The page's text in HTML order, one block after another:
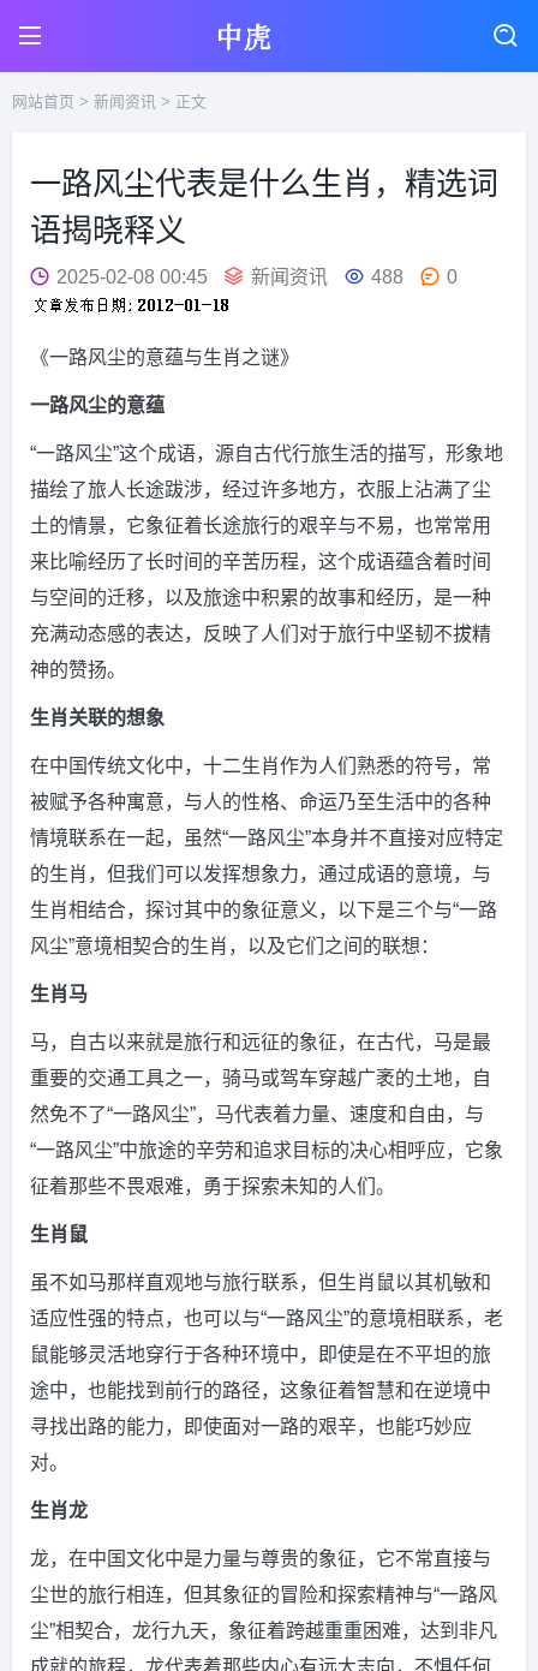
网站首页 > 新闻资讯 > 正文
一路风尘代表是什么生肖，精选词
语揭晓释义
2025-02-08 00:45 新闻资讯 488 0
《一路风尘的意蕴与生肖之谜》
一路风尘的意蕴
“一路风尘”这个成语，源自古代行旅生活的描写，形象地
描绘了旅人长途跋涉，经过许多地方，衣服上沾满了尘
土的情景，它象征着长途旅行的艰辛与不易，也常常用
来比喻经历了长时间的辛苦历程，这个成语蕴含着时间
与空间的迁移，以及旅途中积累的故事和经历，是一种
充满动态感的表达，反映了人们对于旅行中坚韧不拔精
神的赞扬。
生肖关联的想象
在中国传统文化中，十二生肖作为人们熟悉的符号，常
被赋予各种寓意，与人的性格、命运乃至生活中的各种
情境联系在一起，虽然“一路风尘”本身并不直接对应特定
的生肖，但我们可以发挥想象力，通过成语的意境，与
生肖相结合，探讨其中的象征意义，以下是三个与“一路
风尘”意境相契合的生肖，以及它们之间的联想：
生肖马
马，自古以来就是旅行和远征的象征，在古代，马是最
重要的交通工具之一，骑马或驾车穿越广袤的土地，自
然免不了“一路风尘”，马代表着力量、速度和自由，与
“一路风尘”中旅途的辛劳和追求目标的决心相呼应，它象
征着那些不畏艰难，勇于探索未知的人们。
生肖鼠
虽不如马那样直观地与旅行联系，但生肖鼠以其机敏和
适应性强的特点，也可以与“一路风尘”的意境相联系，老
鼠能够灵活地穿行于各种环境中，即使是在不平坦的旅
途中，也能找到前行的路径，这象征着智慧和在逆境中
寻找出路的能力，即使面对一路的艰辛，也能巧妙应
对。
生肖龙
龙，在中国文化中是力量与尊贵的象征，它不常直接与
尘世的旅行相连，但其象征的冒险和探索精神与“一路风
尘”相契合，龙行九天，象征着跨越重重困难，达到非凡
成就的旅程，龙代表着那些内心有远大志向，不惧任何